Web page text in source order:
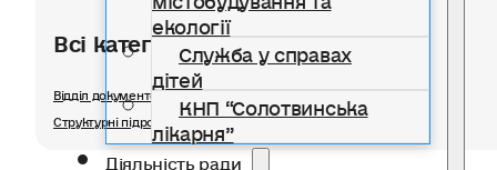
екології
Служба у справах
дітей
КНП “Солотвинська
лікарня”
Діяльність ради
Всі категорії розділу
Відділ документообігу, діловодства та організаційної роботи
Структурні підрозділи